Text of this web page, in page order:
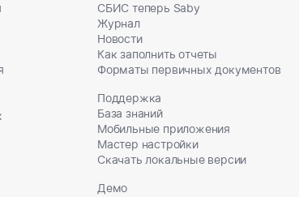
СБИС теперь Saby
Журнал
Новости
Как заполнить отчеты
Форматы первичных документов
Поддержка
База знаний
Мобильные приложения
Мастер настройки
Скачать локальные версии
Демо